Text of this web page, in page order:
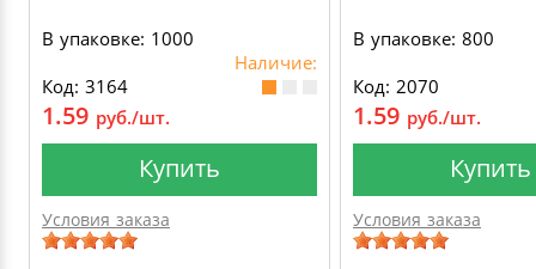
В упаковке: 1000
Наличие:
Код: 3164
1.59 руб./шт.
Купить
Условия заказа
В упаковке: 800
Код: 2070
1.59 руб./шт.
Купить
Условия заказа